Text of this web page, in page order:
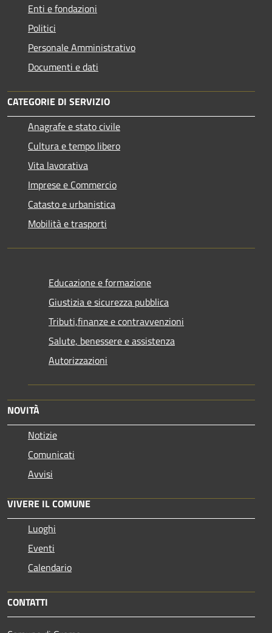
Enti e fondazioni
Politici
Personale Amministrativo
Documenti e dati
CATEGORIE DI SERVIZIO
Anagrafe e stato civile
Cultura e tempo libero
Vita lavorativa
Imprese e Commercio
Catasto e urbanistica
Mobilità e trasporti
Educazione e formazione
Giustizia e sicurezza pubblica
Tributi,finanze e contravvenzioni
Salute, benessere e assistenza
Autorizzazioni
NOVITÀ
Notizie
Comunicati
Avvisi
VIVERE IL COMUNE
Luoghi
Eventi
Calendario
CONTATTI